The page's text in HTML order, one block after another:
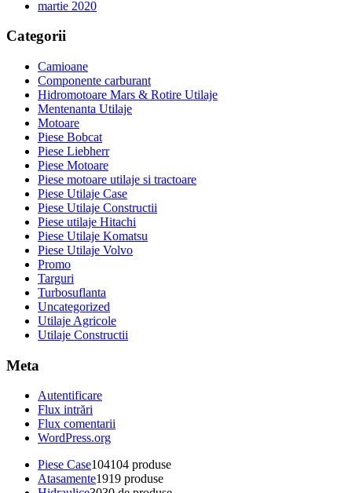
martie 2020
Categorii
Camioane
Componente carburant
Hidromotoare Mars & Rotire Utilaje
Mentenanta Utilaje
Motoare
Piese Bobcat
Piese Liebherr
Piese Motoare
Piese motoare utilaje si tractoare
Piese Utilaje Case
Piese Utilaje Constructii
Piese utilaje Hitachi
Piese Utilaje Komatsu
Piese Utilaje Volvo
Promo
Targuri
Turbosuflanta
Uncategorized
Utilaje Agricole
Utilaje Constructii
Meta
Autentificare
Flux intrări
Flux comentarii
WordPress.org
Piese Case104104 produse
Atasamente1919 produse